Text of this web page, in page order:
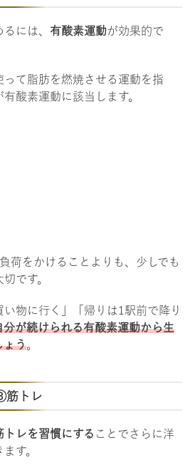
には、 有酸素運動が効果的で
て脂肪を燃焼させる運動を指
酸素運動に該当します。
荷をかけることよりも、少しでも
です。
い物に行く」「帰りは1駅前で降り
分が続けられる有酸素運動から生
ょう。
筋トレ
トレを習慣にする ことでさらに洋
す。